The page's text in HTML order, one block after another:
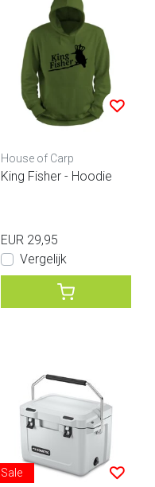
House of Carp
King Fisher - Hoodie
EUR 29,95
Vergelijk
Sale